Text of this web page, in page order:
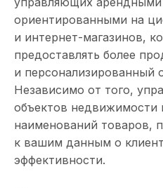
ориентированными на
и интернет-магазинов,
предоставлять более
и персонализированный
Независимо от того,
объектов недвижимости
наименований товаров,
к вашим данным о
эффективности.